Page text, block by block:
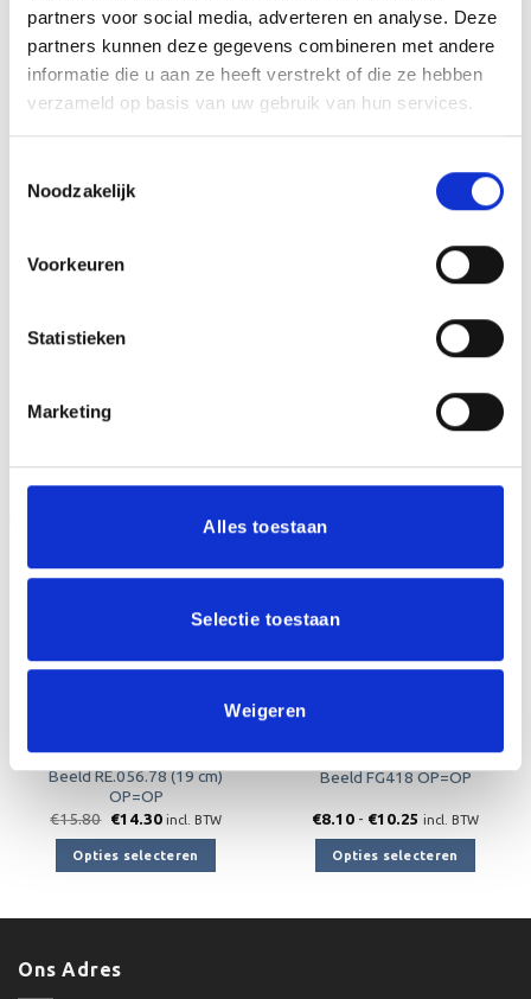
partners voor social media, adverteren en analyse. Deze
partners kunnen deze gegevens combineren met andere
informatie die u aan ze heeft verstrekt of die ze hebben
verzameld op basis van uw gebruik van hun services.
Noodzakelijk
Voorkeuren
Statistieken
Marketing
Alles toestaan
Selectie toestaan
Weigeren
Mijn naam, e-mail en site opslaan in deze
browser voor de volgende keer wanneer ik een
GERELATEERDE PRODUCTEN
aan
Beeld RE.056.78 (19 cm)
OP=OP
€15.80 Oorspronkelijke
was:
€15.80.
€14.30Huidige
is:
€14.30.
incl. BTW
Opties selecteren
Aanbieding!
aan
Beeld FG418 OP=OP
€8.10 - €10.25 Prijsklasse:
tot
€10.25
incl. BTW
Opties selecteren
Ons Adres